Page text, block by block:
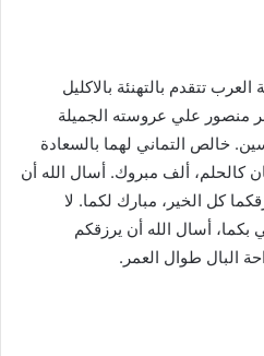
تتقدم بالتهنئة بالاكليل
منصور علي عروسته الجميلة
خالص التماني لهما بالسعادة
كالحلم، ألف مبروك. أسال الله أن
كل الخير، مبارك لكما. لا
أسال الله أن يرزقكم
البال طوال العمر.